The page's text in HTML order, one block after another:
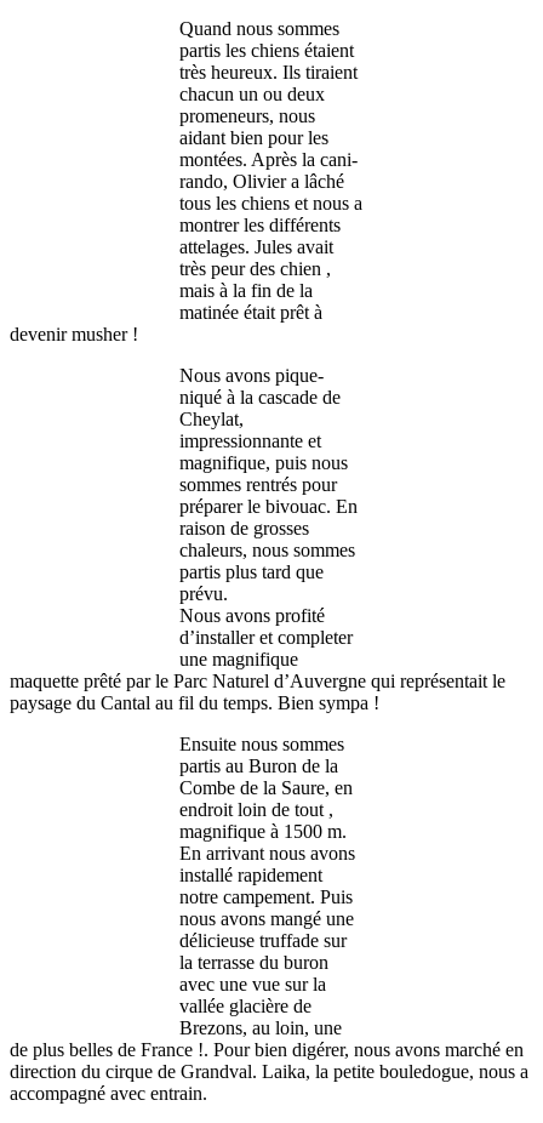
Quand nous sommes
partis les chiens étaient
très heureux. Ils tiraient
chacun un ou deux
promeneurs, nous
aidant bien pour les
montées. Après la cani-
rando, Olivier a lâché
tous les chiens et nous a
montrer les différents
attelages. Jules avait
très peur des chien ,
mais à la fin de la
matinée était prêt à
devenir musher !
Nous avons pique-
niqué à la cascade de
Cheylat,
impressionnante et
magnifique, puis nous
sommes rentrés pour
préparer le bivouac. En
raison de grosses
chaleurs, nous sommes
partis plus tard que
prévu.
Nous avons profité
d’installer et completer
une magnifique
maquette prêté par le Parc Naturel d’Auvergne qui représentait le
paysage du Cantal au fil du temps. Bien sympa !
Ensuite nous sommes
partis au Buron de la
Combe de la Saure, en
endroit loin de tout ,
magnifique à 1500 m.
En arrivant nous avons
installé rapidement
notre campement. Puis
nous avons mangé une
délicieuse truffade sur
la terrasse du buron
avec une vue sur la
vallée glacière de
Brezons, au loin, une
de plus belles de France !. Pour bien digérer, nous avons marché en
direction du cirque de Grandval. Laika, la petite bouledogue, nous a
accompagné avec entrain.